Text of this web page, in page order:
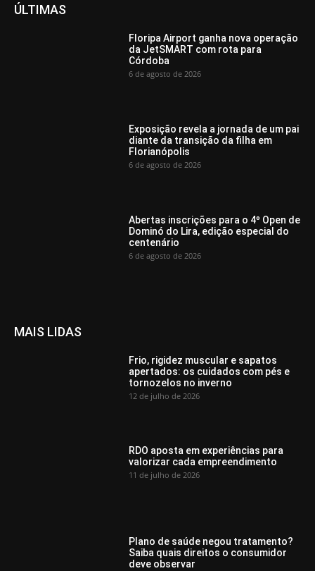
ÚLTIMAS
Floripa Airport ganha nova operação
da JetSMART com rota para
Córdoba
6 de agosto de 2026
Exposição revela a jornada de um pai
diante da transição da filha em
Florianópolis
6 de agosto de 2026
Abertas inscrições para o 4º Open de
Dominó do Lira, edição especial do
centenário
6 de agosto de 2026
MAIS LIDAS
Frio, rigidez muscular e sapatos
apertados: os cuidados com pés e
tornozelos no inverno
12 de julho de 2026
RDO aposta em experiências para
valorizar cada empreendimento
11 de julho de 2026
Plano de saúde negou tratamento?
Saiba quais direitos o consumidor
deve observar